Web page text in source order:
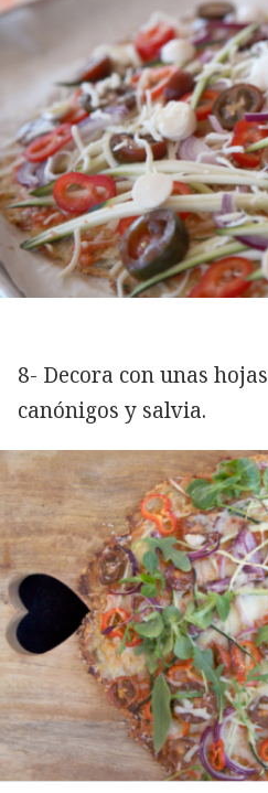
8- Decora con unas
canónigos y salvia.